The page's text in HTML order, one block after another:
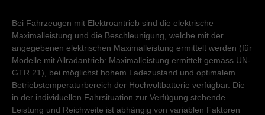
Bei Fahrzeugen mit Elektroantrieb sind die elektrische
Maximalleistung und die Beschleunigung, welche mit der
angegebenen elektrischen Maximalleistung ermittelt werden (für
Modelle mit Allradantrieb: Maximalleistung ermittelt gemäss UN-
GTR.21), bei möglichst hohem Ladezustand und optimalem
Betriebstemperaturbereich der Hochvoltbatterie verfügbar. Die
in der individuellen Fahrsituation zur Verfügung stehende
Leistung und Reichweite ist abhängig von variablen Faktoren